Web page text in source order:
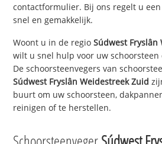
contactformulier. Bij ons regelt u
snel en gemakkelijk.
Woont u in de regioSúdwest Fryslân
wilt u snel hulp voor uw schoorsteen
De schoorsteenvegers van
Súdwest Fryslân Weidestreek Zuid
buurt om uw schoorsteen,
reinigen of te herstellen.